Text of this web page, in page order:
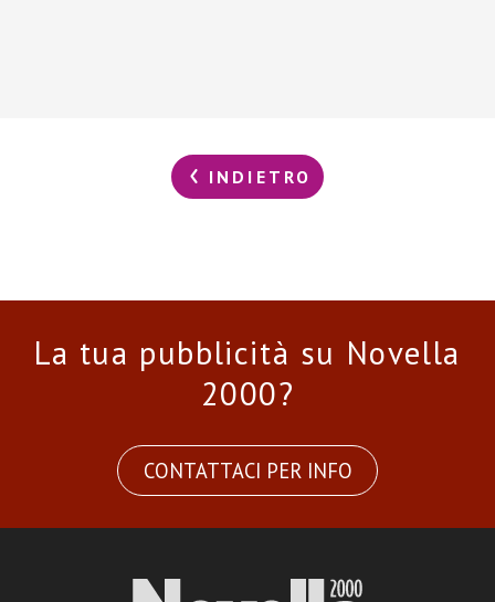
INDIETRO
La tua pubblicità su Novella
2000?
CONTATTACI PER INFO